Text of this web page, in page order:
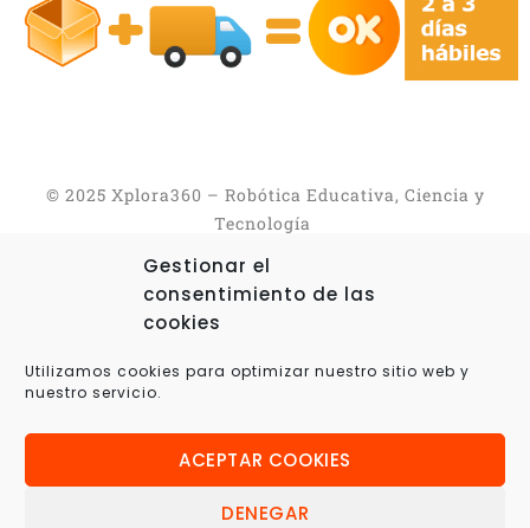
Gestionar el
consentimiento de las
cookies
Utilizamos cookies para optimizar nuestro sitio web y
nuestro servicio.
ACEPTAR COOKIES
DENEGAR
© 2025 Xplora360 – Robótica Educativa, Ciencia y
Tecnología